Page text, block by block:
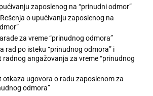
zaposlenog na “prinudni odmor”
o upućivanju zaposlenog na
za vreme “prinudnog odmora”
rad po isteku “prinudnog odmora” i
radnog angažovanja za vreme “prinudnog
otkaza ugovora o radu zaposlenom za
odmora”